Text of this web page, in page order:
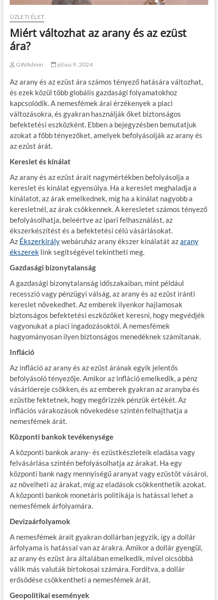
ÜZLETI ÉLET
Miért változhat az arany és az ezüst
ára?
GWAdmin július 9, 2024
Az arany és az ezüst ára számos tényező hatására változhat,
és ezek közül több globális gazdasági folyamatokhoz
kapcsolódik. A nemesfémek árai érzékenyek a piaci
változásokra, és gyakran használják őket biztonságos
befektetési eszközként. Ebben a bejegyzésben bemutatjuk
azokat a főbb tényezőket, amelyek befolyásolják az arany és
az ezüst árát.
Kereslet és kínálat
Az arany és az ezüst árait nagymértékben befolyásolja a
kereslet és kínálat egyensúlya. Ha a kereslet meghaladja a
kínálatot, az árak emelkednek, míg ha a kínálat nagyobb a
keresletnél, az árak csökkennek. A keresletet számos tényező
befolyásolhatja, beleértve az ipari felhasználást, az
ékszerkészítést és a befektetési célú vásárlásokat.
Az Ékszerkirálywebáruház arany ékszer kínálatát azarany
ékszereklink segítségével tekintheti meg.
Gazdasági bizonytalanság
A gazdasági bizonytalanság időszakaiban, mint például
recesszió vagy pénzügyi válság, az arany és az ezüst iránti
kereslet növekedhet. Az emberek ilyenkor hajlamosak
biztonságos befektetési eszközöket keresni, hogy megvédjék
vagyonukat a piaci ingadozásoktól. A nemesfémek
hagyományosan ilyen biztonságos menedéknek számítanak.
Infláció
Az infláció az arany és az ezüst árának egyik jelentős
befolyásoló tényezője. Amikor az infláció emelkedik, a pénz
vásárlóereje csökken, és az emberek gyakran az aranyba és
ezüstbe fektetnek, hogy megőrizzék pénzük értékét. Az
inflációs várakozások növekedése szintén felhajthatja a
nemesfémek árát.
Központi bankok tevékenysége
A központi bankok arany- és ezüstkészleteik eladása vagy
felvásárlása szintén befolyásolhatja az árakat. Ha egy
központi bank nagy mennyiségű aranyat vagy ezüstöt vásárol,
az növelheti az árakat, míg az eladások csökkenthetik azokat.
A központi bankok monetáris politikája is hatással lehet a
nemesfémek árfolyamára.
Devizaárfolyamok
A nemesfémek árait gyakran dollárban jegyzik, így a dollár
árfolyama is hatással van az árakra. Amikor a dollár gyengül,
az arany és ezüst ára általában emelkedik, mivel olcsóbbá
válik más valuták birtokosai számára. Fordítva, a dollár
erősödése csökkentheti a nemesfémek árát.
Geopolitikai események